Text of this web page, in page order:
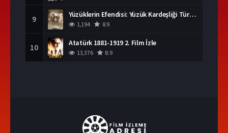
9 Yüzüklerin Efendisi: Yüzük Kardeşliği Türkçe Dublaj İzle
1,194 8.9
10 Atatürk 1881-1919 2. Film İzle
13,376 8.9